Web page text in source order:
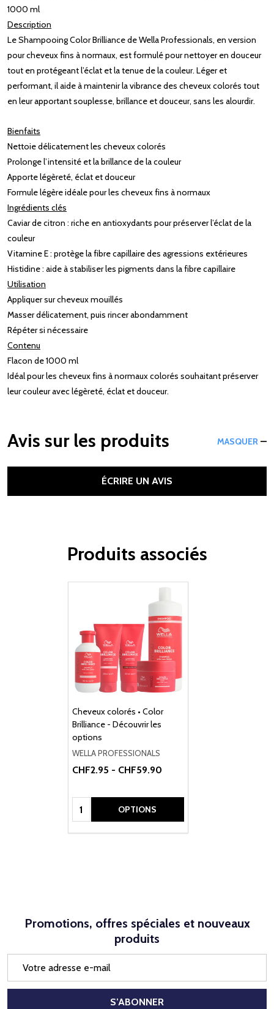
1000 ml
Description
Le Shampooing Color Brilliance de Wella Professionals, en version
pour cheveux fins à normaux, est formulé pour nettoyer en douceur
tout en protégeant l’éclat et la tenue de la couleur. Léger et
performant, il aide à maintenir la vibrance des cheveux colorés tout
en leur apportant souplesse, brillance et douceur, sans les alourdir.
Bienfaits
Nettoie délicatement les cheveux colorés
Prolonge l’intensité et la brillance de la couleur
Apporte légèreté, éclat et douceur
Formule légère idéale pour les cheveux fins à normaux
Ingrédients clés
Caviar de citron : riche en antioxydants pour préserver l’éclat de la
couleur
Vitamine E : protège la fibre capillaire des agressions extérieures
Histidine : aide à stabiliser les pigments dans la fibre capillaire
Utilisation
Appliquer sur cheveux mouillés
Masser délicatement, puis rincer abondamment
Répéter si nécessaire
Contenu
Flacon de 1000 ml
Idéal pour les cheveux fins à normaux colorés souhaitant préserver
leur couleur avec légèreté, éclat et douceur.
Avis sur les produits MASQUER
ÉCRIRE UN AVIS
Produits associés
Cheveux colorés • Color
Brilliance - Découvrir les
options
WELLA PROFESSIONALS
CHF2.95 - CHF59.90
Quantité: OPTIONS
Promotions, offres spéciales et nouveaux
produits
mail
S’ABONNER